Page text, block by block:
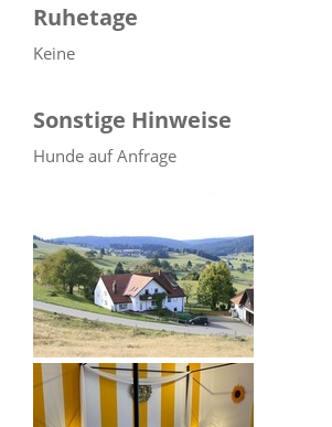
Ruhetage
Keine
Sonstige Hinweise
Hunde auf Anfrage